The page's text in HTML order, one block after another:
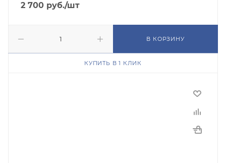
2 700 руб./шт
В КОРЗИНУ
КУПИТЬ В 1 КЛИК